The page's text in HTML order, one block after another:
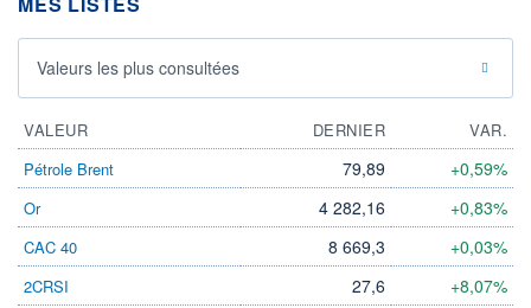
Valeurs les plus consultées
VALEUR DERNIER
VAR.
Pétrole Brent
79,89 +0,59%
Or 4 282,16 +0,83%
CAC 40 8 669,3 +0,03%
2CRSI 27,6 +8,07%